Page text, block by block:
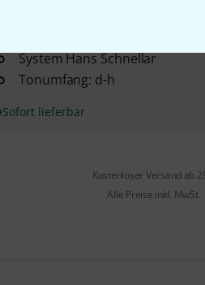
System Hans Schnellar
Tonumfang: d-h
Sofort lieferbar
Kostenloser Versand ab
Alle Preise inkl. MwSt.